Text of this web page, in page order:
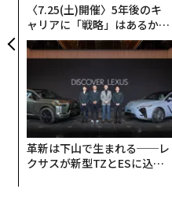
〈7.25(土)開催〉5年後のキ
ャリアに「戦略」はあるか。
トップエグゼクティブのキャ
リアに触れる1日│CAREER S
革新は下山で生まれる──レ
クサスが新型TZとESに込め